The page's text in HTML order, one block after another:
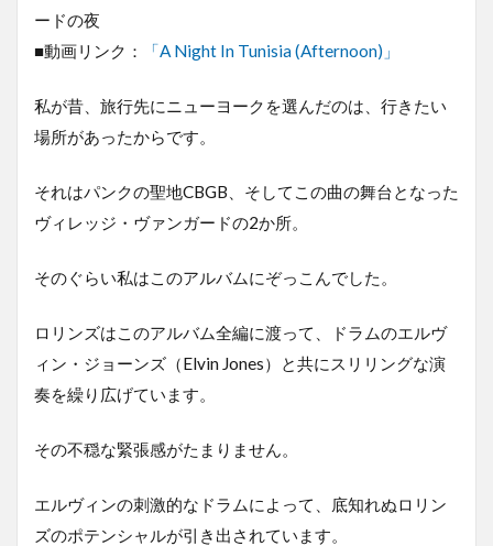
ードの夜
■動画リンク：
「A Night In Tunisia (Afternoon)」
私が昔、旅行先にニューヨークを選んだのは、行きたい
場所があったからです。
それはパンクの聖地CBGB、そしてこの曲の舞台となった
ヴィレッジ・ヴァンガードの2か所。
そのぐらい私はこのアルバムにぞっこんでした。
ロリンズはこのアルバム全編に渡って、ドラムのエルヴ
ィン・ジョーンズ（Elvin Jones）と共にスリリングな演
奏を繰り広げています。
その不穏な緊張感がたまりません。
エルヴィンの刺激的なドラムによって、底知れぬロリン
ズのポテンシャルが引き出されています。